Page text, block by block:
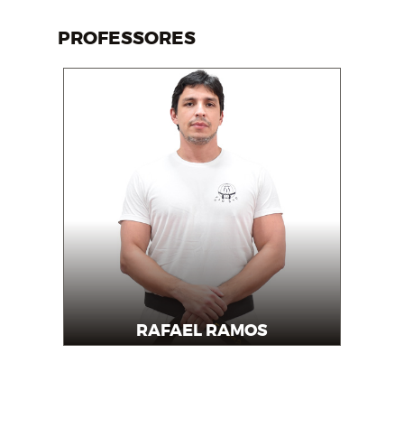
PROFESSORES
RAFAEL RAMOS
Professor